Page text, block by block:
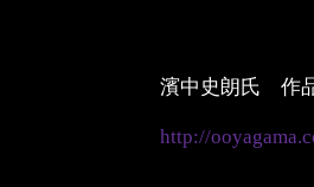
濱中史朗氏 作
http://